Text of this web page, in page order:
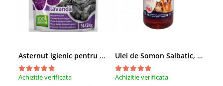
Asternut igienic pentru pisici Tofu Lavanda, Mon Petit 5 l
Achizitie verificata
Ulei de Somon Salbatic, câini și pisici, piele si blană, BEST4PETS, 1l
Achizitie verificata